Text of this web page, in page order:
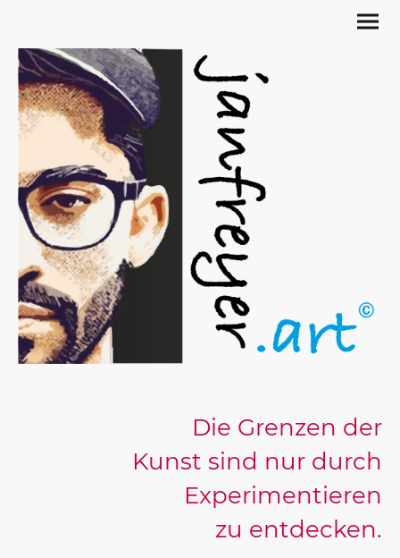
Die Grenzen der
Kunst sind nur durch
Experimentieren
zu entdecken.